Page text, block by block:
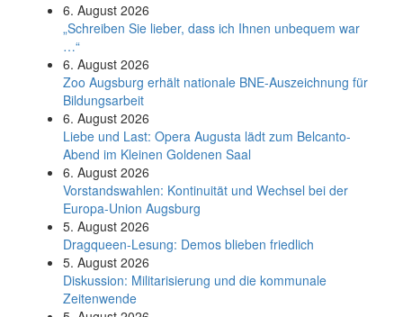
6. August 2026
„Schreiben Sie lieber, dass ich Ihnen unbequem war
…“
6. August 2026
Zoo Augsburg erhält nationale BNE-Auszeichnung für
Bildungsarbeit
6. August 2026
Liebe und Last: Opera Augusta lädt zum Belcanto-
Abend im Kleinen Goldenen Saal
6. August 2026
Vorstandswahlen: Kontinuität und Wechsel bei der
Europa-Union Augsburg
5. August 2026
Dragqueen-Lesung: Demos blieben friedlich
5. August 2026
Diskussion: Mi­li­ta­ri­sie­rung und die kommunale
Zeitenwende